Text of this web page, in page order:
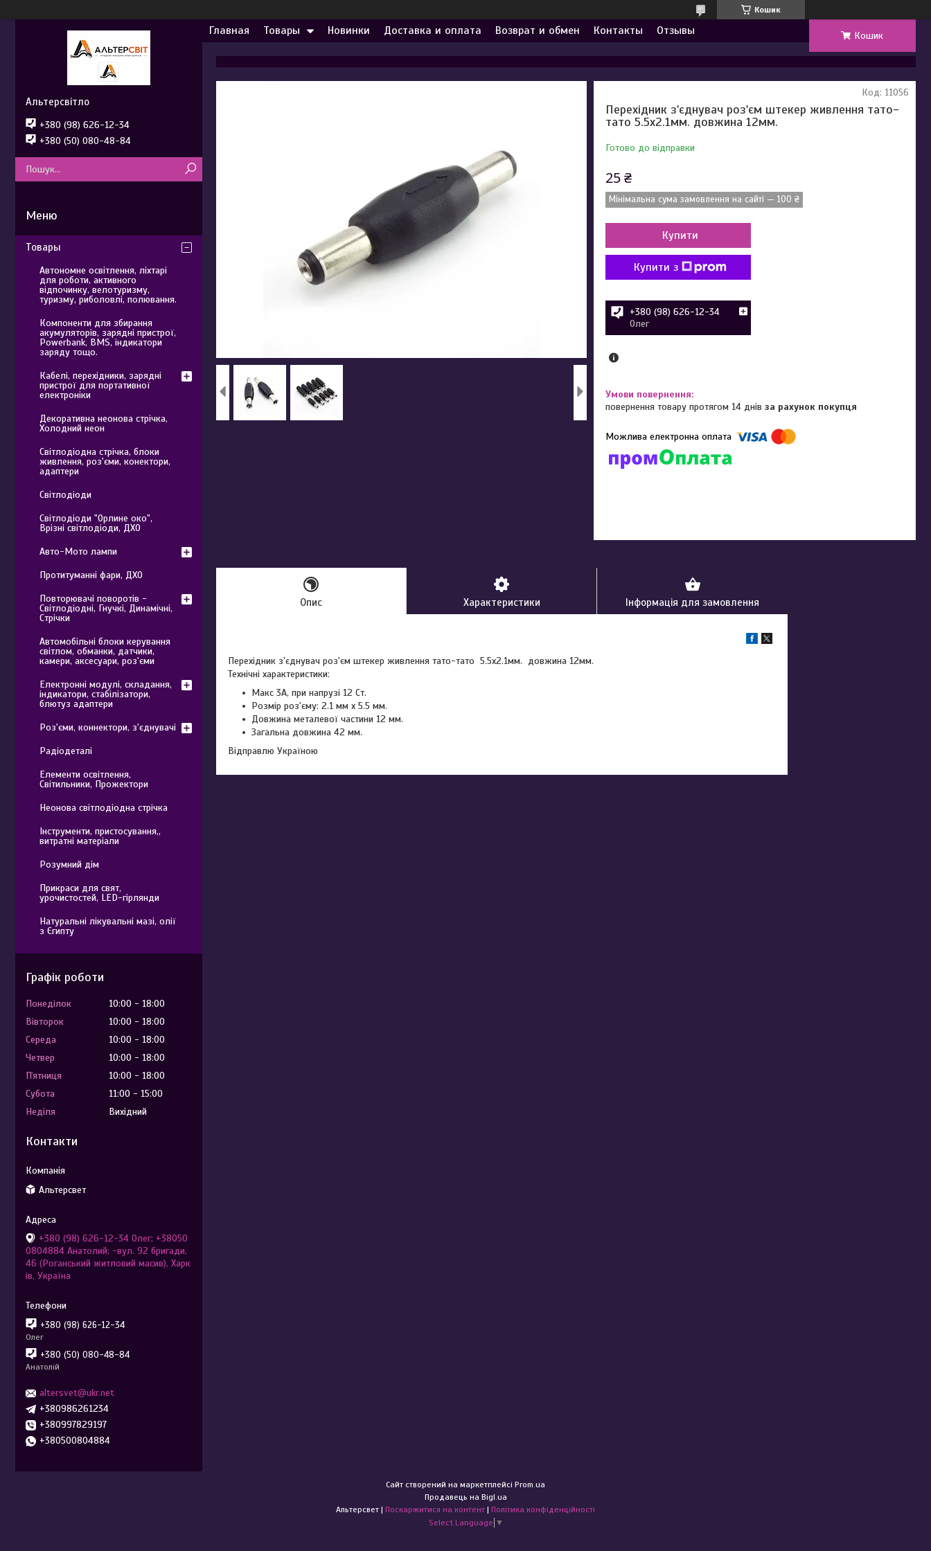
Кошик
Главная Товары Новинки Доставка и оплата Возврат и обмен Контакты Отзывы Кошик
Перехідник з'єднувач роз'єм штекер живлення тато-
тато 5.5x2.1мм. довжина 12мм.
Готово до відправки
Код: 11056
25 ₴
Мінімальна сума замовлення на сайті — 100 ₴
Купити
Купити з
+380 (98) 626-12-34
Олег
повернення товару протягом 14 днівза рахунок покупця
Опис Характеристики Інформація для замовлення
Перехідник з'єднувач роз'єм штекер живлення тато-тато 5.5x2.1мм. довжина 12мм.
Технічні характеристики:
Макс 3A, при напрузі 12 Ст.
Розмір роз'єму: 2.1 мм x 5.5 мм.
Довжина металевої частини 12 мм.
Загальна довжина 42 мм.
Відправлю Україною
Альтерсвітло
+380 (98) 626-12-34
+380 (50) 080-48-84
Товары
Автономне освітлення, ліхтарі
для роботи, активного
відпочинку, велотуризму,
туризму, риболовлі, полювання.
Компоненти для збирання
акумуляторів, зарядні пристрої,
Powerbank, BMS, індикатори
заряду тощо.
Кабелі, перехідники, зарядні
пристрої для портативної
електроніки
Декоративна неонова стрічка,
Холодний неон
Світлодіодна стрічка, блоки
живлення, роз'єми, конектори,
адаптери
Світлодіоди
Світлодіоди "Орлине око",
Врізні світлодіоди, ДХО
Авто-Мото лампи
Протитуманні фари, ДХО
Повторювачі поворотів -
Світлодіодні, Гнучкі, Динамічні,
Стрічки
Автомобільні блоки керування
світлом, обманки, датчики,
камери, аксесуари, роз'єми
Електронні модулі, складання,
індикатори, стабілізатори,
блютуз адаптери
Роз'єми, коннектори, з'єднувачі
Радіодеталі
Елементи освітлення,
Світильники, Прожектори
Неонова світлодіодна стрічка
Інструменти, пристосування,,
витратні матеріали
Розумний дім
Прикраси для свят,
урочистостей, LED-гірлянди
Натуральні лікувальні мазі, олії
з Єгипту
Графік роботи
Понеділок 10:00
18:00
Вівторок
10:00
18:00
Середа
10:00
18:00
Четвер
10:00
18:00
Пʼятниця
10:00
18:00
Субота
11:00
15:00
Неділя
Вихідний
Контакти
Альтерсвет
+380 (98) 626-12-34 Олег; +38050
0804884 Анатолий; -вул. 92 бригади,
46 (Роганський житловий масив), Харк
ів, Україна
+380 (98) 626-12-34
Олег
+380 (50) 080-48-84
Анатолій
altersvet@ukr.net
+380986261234
+380997829197
+380500804884
Сайт створений на маркетплейсі Prom.ua
Продавець на Bigl.ua
Альтерсвет | Поскаржитися на контент | Політика конфіденційності
Select Language ▼